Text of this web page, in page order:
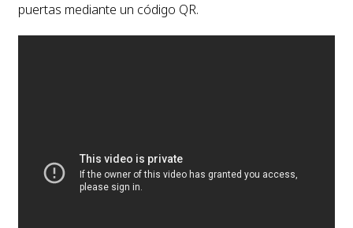
puertas mediante un código QR.